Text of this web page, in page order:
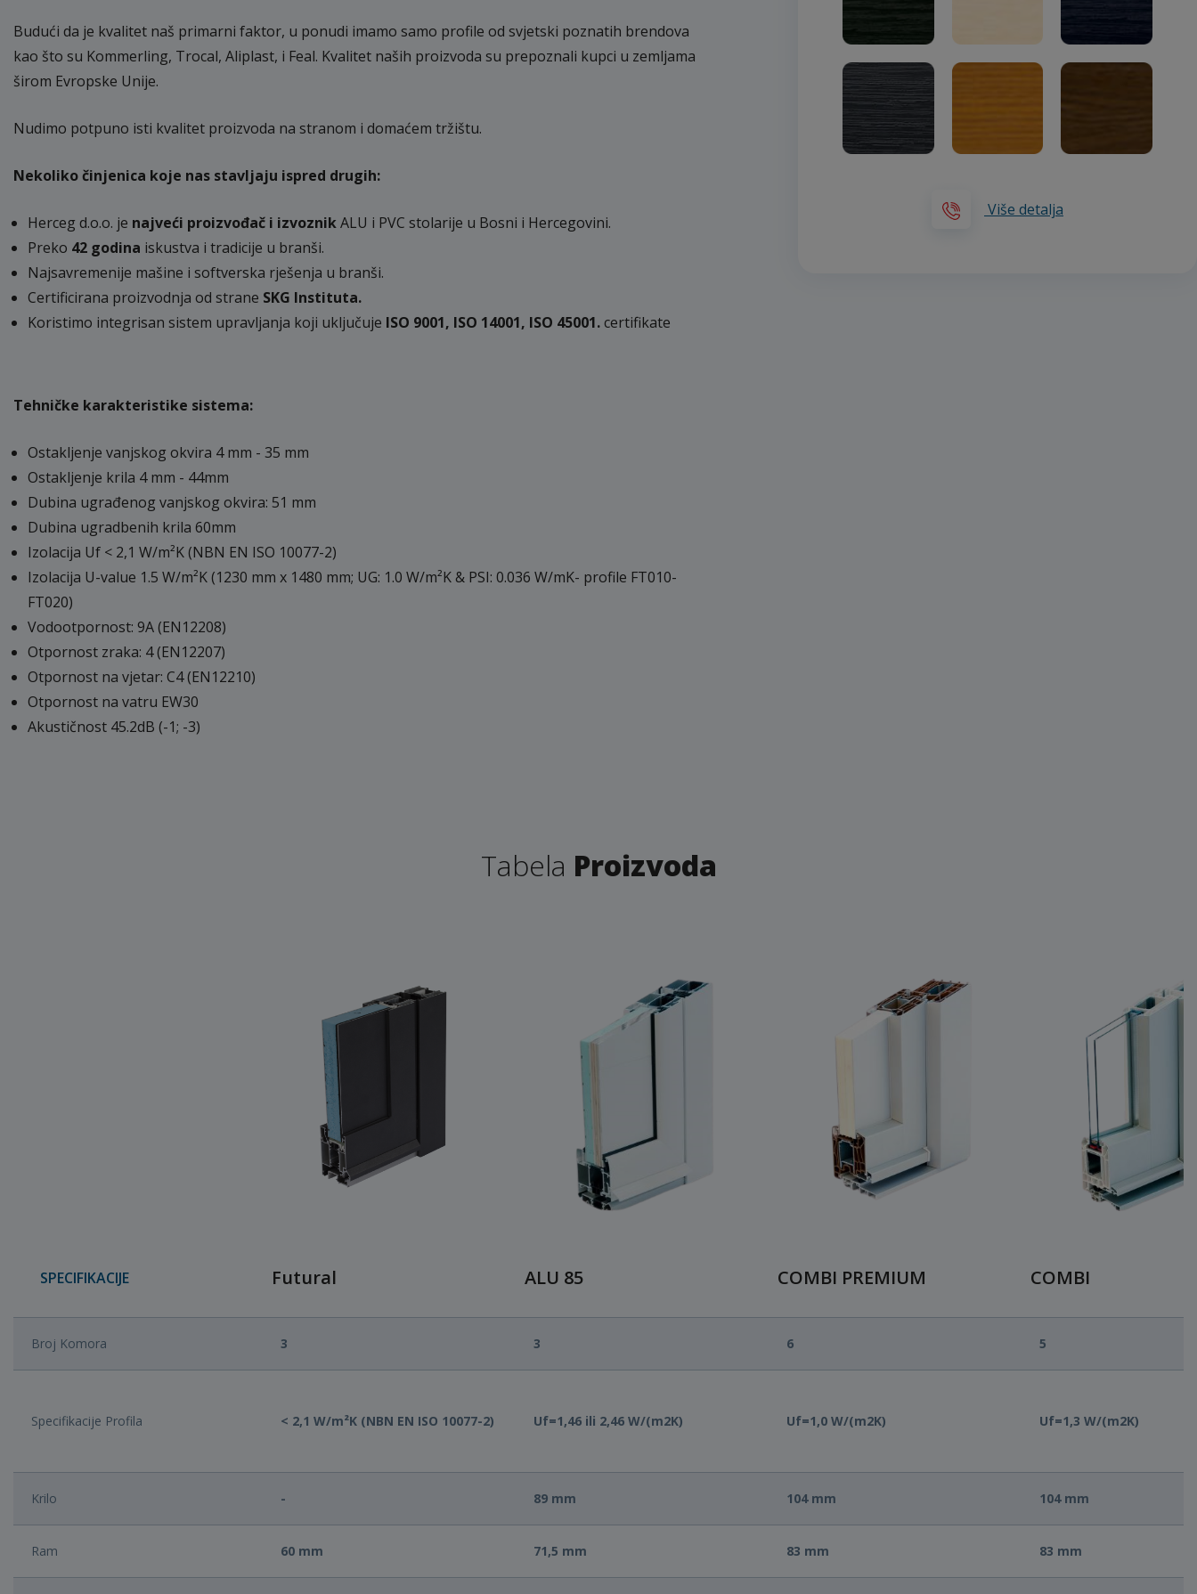
Budući da je kvalitet naš primarni faktor, u ponudi imamo samo profile od svjetski poznatih brendova
kao što su Kommerling, Trocal, Aliplast, i Feal. Kvalitet naših proizvoda su prepoznali kupci u zemljama
širom Evropske Unije.
Nudimo potpuno isti kvalitet proizvoda na stranom i domaćem tržištu.
Nekoliko činjenica koje nas stavljaju ispred drugih:
Herceg d.o.o. je najveći proizvođač i izvoznikALU i PVC stolarije u Bosni i Hercegovini.
Preko 42 godina iskustva i tradicije u branši.
Najsavremenije mašine i softverska rješenja u branši.
Certificirana proizvodnja od strane SKG Instituta.
Koristimo integrisan sistem upravljanja koji uključuje ISO 9001, ISO 14001, ISO 45001.certifikate
Tehničke karakteristike sistema:
Ostakljenje vanjskog okvira 4 mm - 35 mm
Ostakljenje krila 4 mm - 44mm
Dubina ugrađenog vanjskog okvira: 51 mm
Dubina ugradbenih krila 60mm
Izolacija Uf < 2,1 W/m²K (NBN EN ISO 10077-2)
Izolacija U-value 1.5 W/m²K (1230 mm x 1480 mm; UG: 1.0 W/m²K & PSI: 0.036 W/mK- profile FT010-
FT020)
Vodootpornost: 9A (EN12208)
Otpornost zraka: 4 (EN12207)
Otpornost na vjetar: C4 (EN12210)
Otpornost na vatru EW30
Akustičnost 45.2dB (-1; -3)
Više detalja
Tabela Proizvoda
SPECIFIKACIJE Futural ALU 85 COMBI PREMIUM COMBI
Broj Komora 3 3 6 5
Specifikacije Profila < 2,1 W/m²K (NBN EN ISO 10077-2) Uf=1,46 ili 2,46 W/(m2K) Uf=1,0 W/(m2K) Uf=1,3 W/(m2K)
Krilo - 89 mm 104 mm 104 mm
Ram 60 mm 71,5 mm 83 mm 83 mm